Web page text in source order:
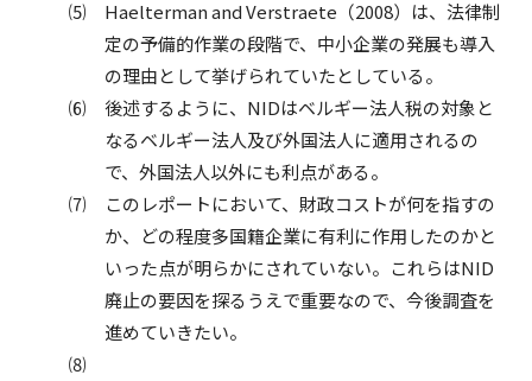
⑸ Haelterman and Verstraete（2008）は、法律制
定の予備的作業の段階で、中小企業の発展も導入
の理由として挙げられていたとしている。
⑹ 後述するように、NIDはベルギー法人税の対象と
なるベルギー法人及び外国法人に適用されるの
で、外国法人以外にも利点がある。
⑺ このレポートにおいて、財政コストが何を指すの
か、どの程度多国籍企業に有利に作用したのかと
いった点が明らかにされていない。これらはNID
廃止の要因を探るうえで重要なので、今後調査を
進めていきたい。
⑻